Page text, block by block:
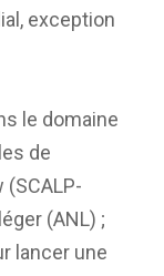
exception
le domaine
de
(ANL) ;
lancer une